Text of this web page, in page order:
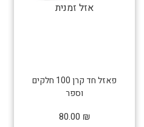
אזל זמנית
פאזל חד קרן 100 חלקים
וספר
80.00 ₪